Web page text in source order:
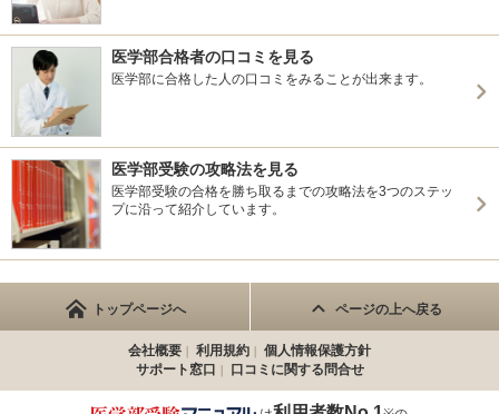
医学部合格者の口コミを見る
医学部に合格した人の口コミをみることが出来ます。
医学部受験の攻略法を見る
医学部受験の合格を勝ち取るまでの攻略法を3つのステッ
プに沿って紹介しています。
トップページへ ページの上へ戻る
会社概要 利用規約
個人情報保護方針
サポート窓口
口コミに関する問合せ